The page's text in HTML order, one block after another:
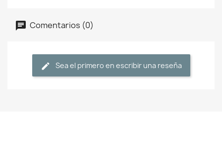
Comentarios (0)
Sea el primero en escribir una reseña